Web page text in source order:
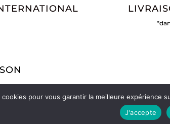
pour vous garantir la meilleure
J'accepte